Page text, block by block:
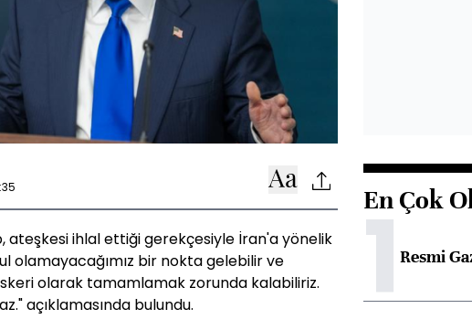
ateşkesi ihlal ettiği gerekçesiyle İran'a yönelik
olamayacağımız bir nokta gelebilir ve
olarak tamamlamak zorunda kalabiliriz.
açıklamasında bulundu.
En Çok
1Resmi